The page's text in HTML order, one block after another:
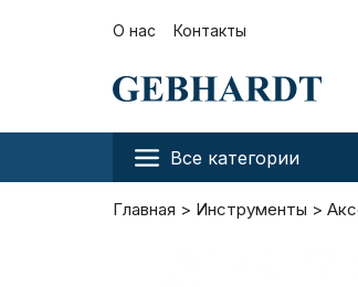
О нас Контакты
Все категории
Главная Инструменты